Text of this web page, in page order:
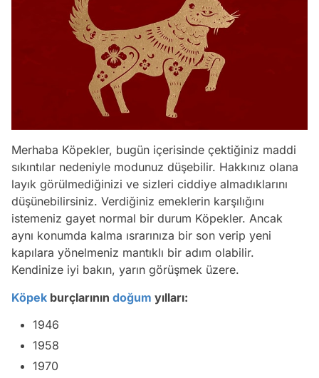
Merhaba Köpekler, bugün içerisinde çektiğiniz maddi
sıkıntılar nedeniyle modunuz düşebilir. Hakkınız olana
layık görülmediğinizi ve sizleri ciddiye almadıklarını
düşünebilirsiniz. Verdiğiniz emeklerin karşılığını
istemeniz gayet normal bir durum Köpekler. Ancak
aynı konumda kalma ısrarınıza bir son verip yeni
kapılara yönelmeniz mantıklı bir adım olabilir.
Kendinize iyi bakın, yarın görüşmek üzere.
Köpek burçlarının doğum yılları:
1946
1958
1970